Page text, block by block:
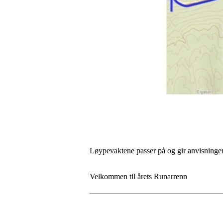
Løypevaktene passer på og gir
Velkommen til årets Runarrenn